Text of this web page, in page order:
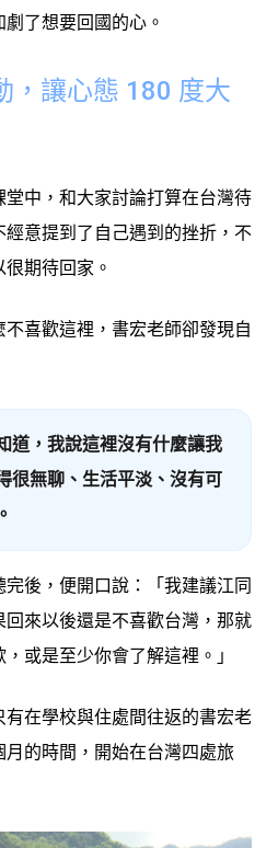
了想要回國的心。
，讓心態 180 度大
中，和大家討論打算在台灣待
意提到了自己遇到的挫折，不
期待回家。
喜歡這裡，書宏老師卻發現自
道，我說這裡沒有什麼讓我
很無聊、生活平淡、沒有可
後，便開口說：
「我建議江同
來以後還是不喜歡台灣，那就
或是至少你會了解這裡。」
在學校與住處間往返的書宏老
的時間，開始在台灣四處旅